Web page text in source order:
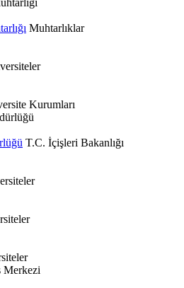
Muhtarlıklar
Kurumları
T.C. İçişleri Bakanlığı